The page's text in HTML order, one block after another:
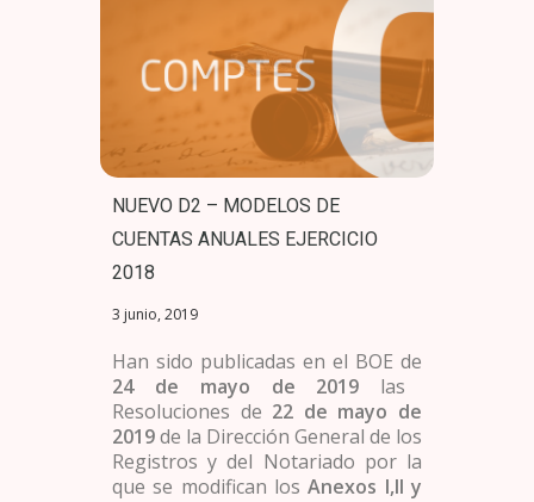
NUEVO D2 – MODELOS DE
CUENTAS ANUALES EJERCICIO
2018
3 junio, 2019
Han sido publicadas en el BOE de
24 de mayo de 2019 las
Resoluciones de 22 de mayo de
2019de la Dirección General de los
Registros y del Notariado por la
que se modifican losAnexos I,II y